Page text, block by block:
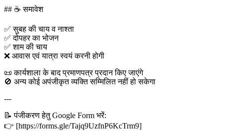
## ☕ समावेश
✅ सुबह की चाय व नाश्ता
✅ दोपहर का भोजन
✅ शाम की चाय
❌ आवास एवं यात्रा स्वयं करनी होगी
📜 कार्यशाला के बाद प्रमाणपत्र प्रदान किए जाएंगे
🚫 अन्य कोई अपंजीकृत व्यक्ति सम्मिलित नहीं हो सकेगा
---
📝 पंजीकरण हेतु Google Form भरें:
👉 [https://forms.gle/Tajq9UzfnP6KcTrm9]